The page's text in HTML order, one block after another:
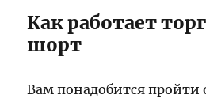
Как работает
шорт
Вам понадобится пройти